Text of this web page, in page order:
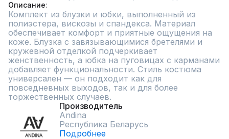
Описание
Комплект из блузки и юбки, выполненный из
полиэстера, вискозы и спандекса. Материал
обеспечивает комфорт и приятные ощущения на
коже. Блузка с завязывающимися бретелями и
кружевной отделкой подчеркивает
женственность, а юбка на пуговицах с карманами
добавляет функциональности. Стиль костюма
универсален — он подходит как для
повседневных выходов, так и для более
торжественных случаев.
Производитель
Andina
Республика Беларусь
Подробнее